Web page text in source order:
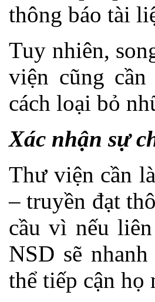
thông báo tài
Tuy nhiên,
viện cũng
cách loại bỏ
Xác nhận sự
Thư viện cần
– truyền đạt
cầu vì nếu
NSD sẽ
thể tiếp cận họ